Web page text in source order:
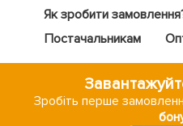
Як зробити
Постачальникам
Зробіть перше